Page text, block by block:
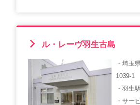
ル・レーヴ羽生古島
・埼玉
1039-1
・羽生
・サー